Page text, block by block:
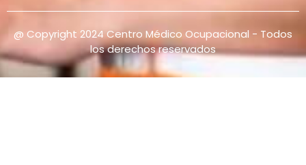
@ Copyright 2024 Centro Médico Ocupacional - Todos
los derechos reservados